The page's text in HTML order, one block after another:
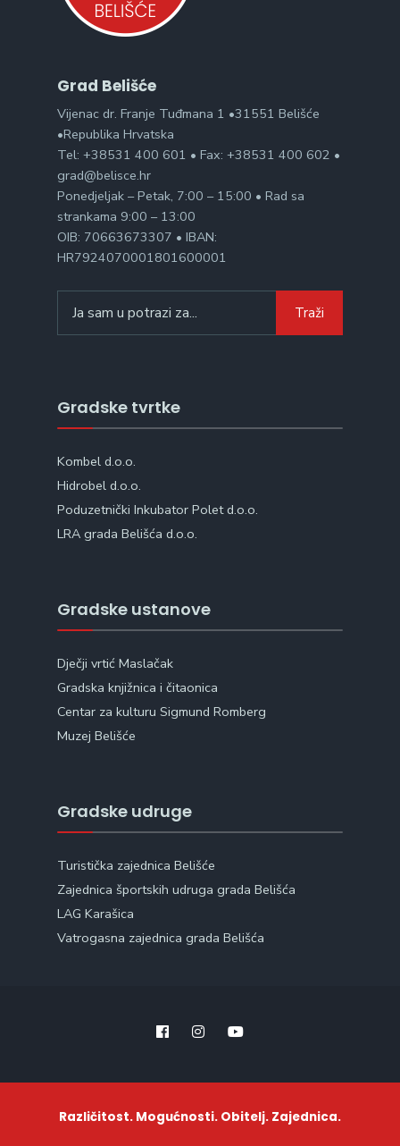
Grad Belišće
Vijenac dr. Franje Tuđmana 1 •31551 Belišće
•Republika Hrvatska
Tel: +38531 400 601 • Fax: +38531 400 602 •
grad@belisce.hr
Ponedjeljak – Petak, 7:00 – 15:00 • Rad sa
strankama 9:00 – 13:00
OIB: 70663673307 • IBAN:
HR7924070001801600001
for:
Traži
Gradske tvrtke
Kombel d.o.o.
Hidrobel d.o.o.
Poduzetnički Inkubator Polet d.o.o.
LRA grada Belišća d.o.o.
Gradske ustanove
Dječji vrtić Maslačak
Gradska knjižnica i čitaonica
Centar za kulturu Sigmund Romberg
Muzej Belišće
Gradske udruge
Turistička zajednica Belišće
Zajednica športskih udruga grada Belišća
LAG Karašica
Vatrogasna zajednica grada Belišća
Različitost. Mogućnosti. Obitelj. Zajednica.